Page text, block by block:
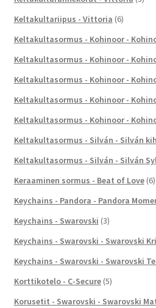
Keltakultariipus - Vittoria (6)
Keltakultasormus - Kohinoor -
Keltakultasormus - Kohinoor -
Keltakultasormus - Kohinoor -
Keltakultasormus - Kohinoor -
Keltakultasormus - Kohinoor -
Keltakultasormus - Silván - Silván
Keltakultasormus - Silván - Silván
Keraaminen sormus - Beat of Love (6)
Keychains - Pandora - Pandora
Keychains - Swarovski (3)
Keychains - Swarovski - Swarovski
Keychains - Swarovski - Swarovski
Korttikotelo - C-Secure (5)
Korusetit - Swarovski - Swarovski